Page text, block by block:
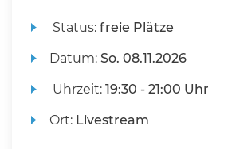
Status:freie Plätze
Datum:So. 08.11.2026
Uhrzeit:19:30 - 21:00 Uhr
Ort: Livestream